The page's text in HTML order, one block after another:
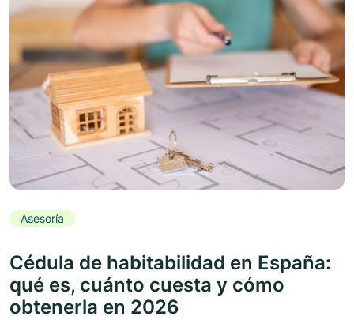
Asesoría
Cédula de habitabilidad en España:
qué es, cuánto cuesta y cómo
obtenerla en 2026